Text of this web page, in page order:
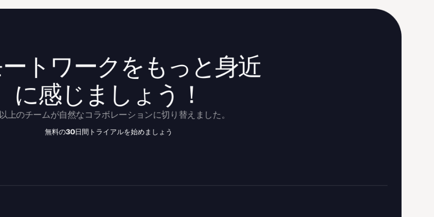
トワークをもっと身近
に感じましょう！
上のチームが自然なコラボレーションに切り替えました。
無料の30日間トライアルを始めましょう